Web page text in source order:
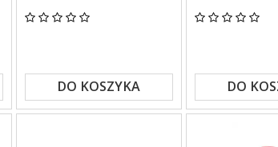
DO KOSZYKA DO